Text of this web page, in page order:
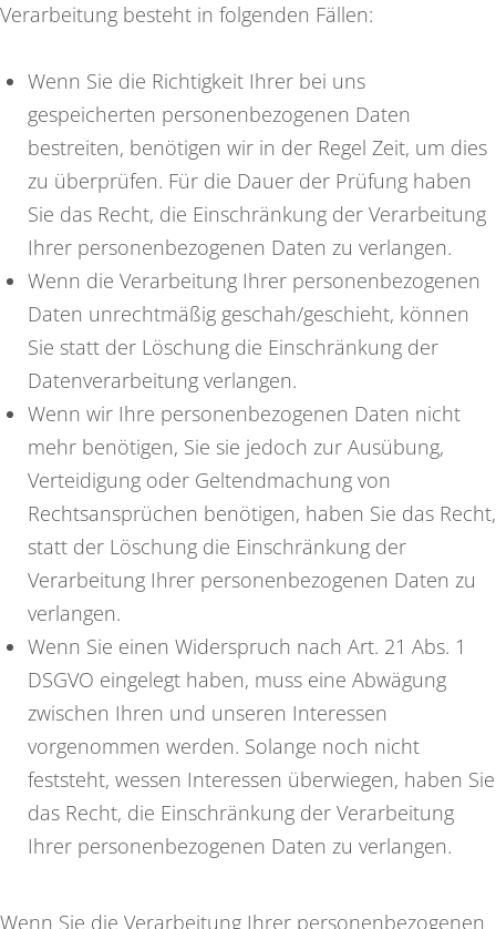
Verarbeitung besteht in folgenden Fällen:
Wenn Sie die Richtigkeit Ihrer bei uns
gespeicherten personenbezogenen Daten
bestreiten, benötigen wir in der Regel Zeit, um dies
zu überprüfen. Für die Dauer der Prüfung haben
Sie das Recht, die Einschränkung der Verarbeitung
Ihrer personenbezogenen Daten zu verlangen.
Wenn die Verarbeitung Ihrer personenbezogenen
Daten unrechtmäßig geschah/geschieht, können
Sie statt der Löschung die Einschränkung der
Datenverarbeitung verlangen.
Wenn wir Ihre personenbezogenen Daten nicht
mehr benötigen, Sie sie jedoch zur Ausübung,
Verteidigung oder Geltendmachung von
Rechtsansprüchen benötigen, haben Sie das Recht,
statt der Löschung die Einschränkung der
Verarbeitung Ihrer personenbezogenen Daten zu
verlangen.
Wenn Sie einen Widerspruch nach Art. 21 Abs. 1
DSGVO eingelegt haben, muss eine Abwägung
zwischen Ihren und unseren Interessen
vorgenommen werden. Solange noch nicht
feststeht, wessen Interessen überwiegen, haben Sie
das Recht, die Einschränkung der Verarbeitung
Ihrer personenbezogenen Daten zu verlangen.
Wenn Sie die Verarbeitung Ihrer personenbezogenen